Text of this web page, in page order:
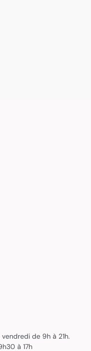
de 9h à 21h.
à 17h